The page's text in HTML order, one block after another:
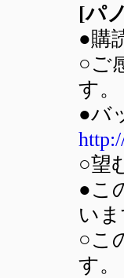
[パ
●購
○ご
す。
●バ
○望
●こ
いま
○こ
す。